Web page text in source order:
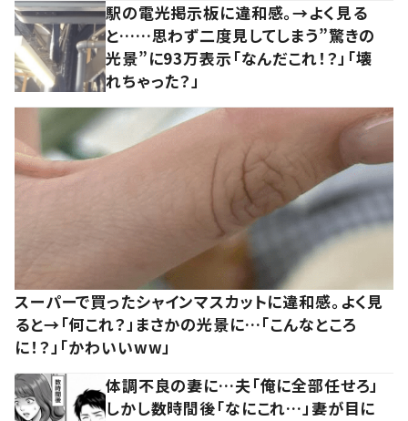
駅の電光掲示板に違和感。→よく見る
と……思わず二度見してしまう”驚きの
光景”に93万表示「なんだこれ！？」「壊
れちゃった？」
スーパーで買ったシャインマスカットに違和感。よく見
ると→「何これ？」まさかの光景に…「こんなところ
に！？」「かわいいww」
体調不良の妻に…夫「俺に全部任せろ」
しかし数時間後「なにこれ…」妻が目に